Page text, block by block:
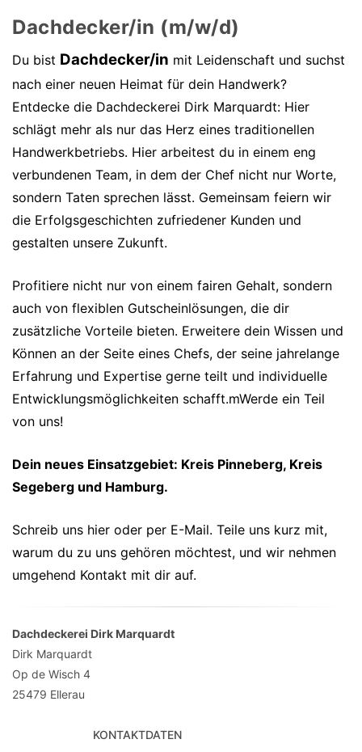
Dachdecker/in (m/w/d)
Du bist Dachdecker/in mit Leidenschaft und suchst
nach einer neuen Heimat für dein Handwerk?
Entdecke die Dachdeckerei Dirk Marquardt: Hier
schlägt mehr als nur das Herz eines traditionellen
Handwerkbetriebs. Hier arbeitest du in einem eng
verbundenen Team, in dem der Chef nicht nur Worte,
sondern Taten sprechen lässt. Gemeinsam feiern wir
die Erfolgsgeschichten zufriedener Kunden und
gestalten unsere Zukunft.
Profitiere nicht nur von einem fairen Gehalt, sondern
auch von flexiblen Gutscheinlösungen, die dir
zusätzliche Vorteile bieten. Erweitere dein Wissen und
Können an der Seite eines Chefs, der seine jahrelange
Erfahrung und Expertise gerne teilt und individuelle
Entwicklungsmöglichkeiten schafft.mWerde ein Teil
von uns!
Dein neues Einsatzgebiet: Kreis Pinneberg, Kreis
Segeberg und Hamburg.
Schreib uns hier oder per E-Mail. Teile uns kurz mit,
warum du zu uns gehören möchtest, und wir nehmen
umgehend Kontakt mit dir auf.
Dachdeckerei Dirk Marquardt
Dirk Marquardt
Op de Wisch 4
25479 Ellerau
KONTAKTDATEN